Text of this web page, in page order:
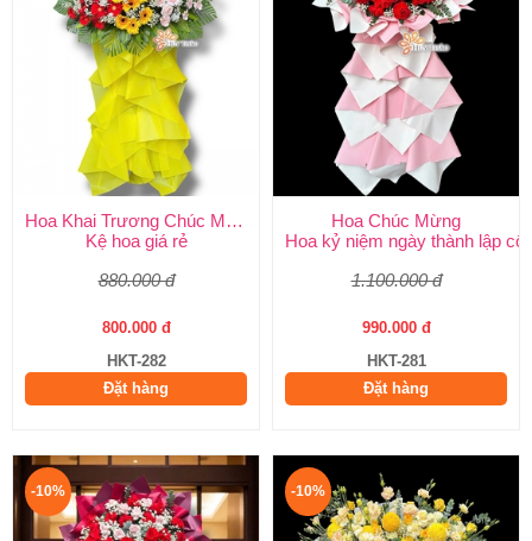
Hoa Khai Trương Chúc Mừng
Kệ hoa giá rẻ
880.000 đ
800.000 đ
HKT-282
Đặt hàng
Hoa Chúc Mừng
Hoa kỷ niệm ngày thành lập
1.100.000 đ
990.000 đ
HKT-281
Đặt hàng
-10% -10%